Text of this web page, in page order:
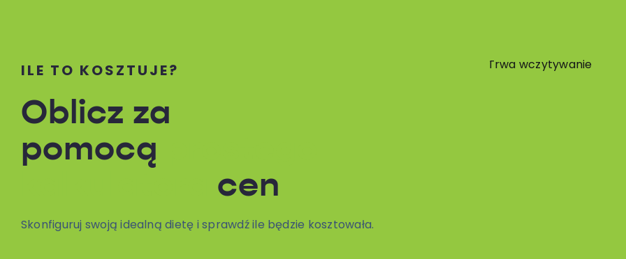
ILE TO KOSZTUJE?
Oblicz za
pomocą
cen
Skonfiguruj swoją idealną dietę i sprawdź ile będzie kosztowała.
Trwa wczytywanie